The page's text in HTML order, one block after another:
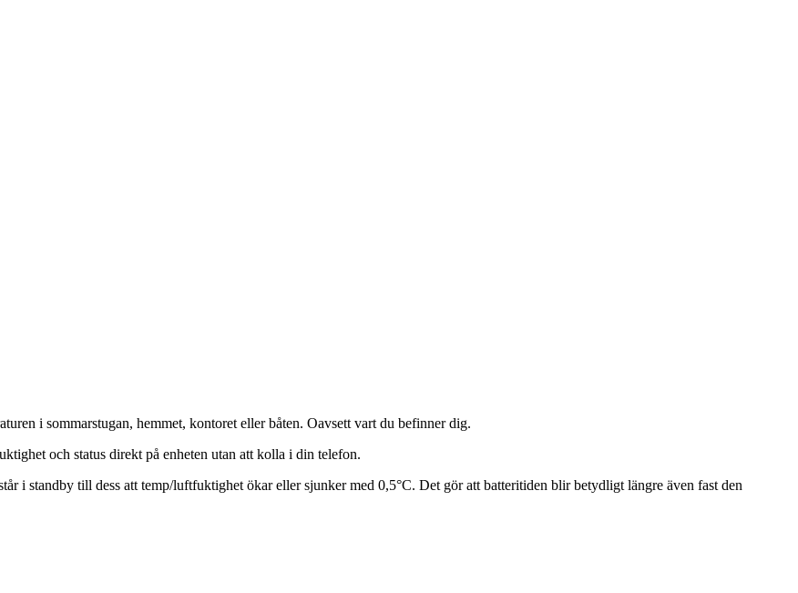
i sommarstugan, hemmet, kontoret eller båten. Oavsett vart du befinner dig.
och status direkt på enheten utan att kolla i din telefon.
i standby till dess att temp/luftfuktighet ökar eller sjunker med 0,5°C. Det gör att batteritiden blir betydligt längre även fast den